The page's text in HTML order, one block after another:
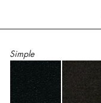
Simple